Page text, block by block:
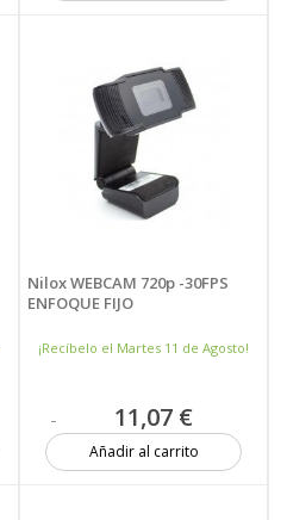
Nilox WEBCAM 720p -30FPS
ENFOQUE FIJO
¡Recíbelo el Martes 11 de Agosto!
11,07 €
Añadir al carrito